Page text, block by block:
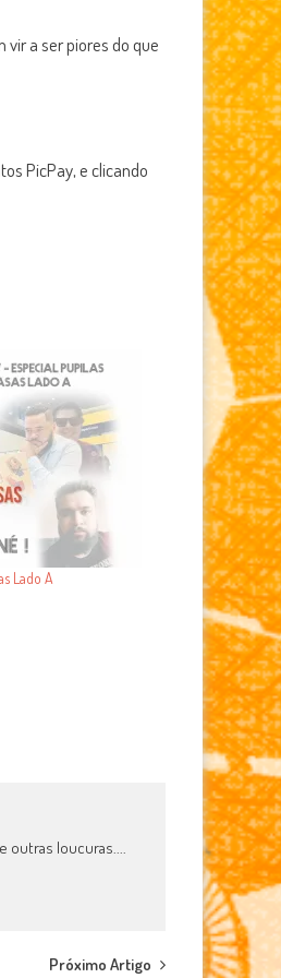
ou
aumentar
a ser piores do que
PicPay, e clicando
Lado A
outras loucuras....
Próximo Artigo